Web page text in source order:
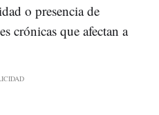
o presencia de
crónicas que afectan a